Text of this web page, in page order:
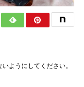
ようにしてください。